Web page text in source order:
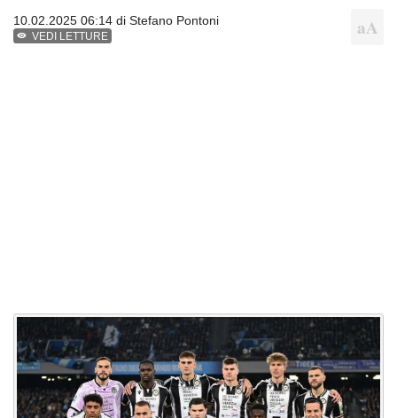
10.02.2025 06:14 di Stefano Pontoni
VEDI LETTURE